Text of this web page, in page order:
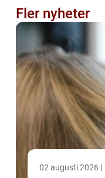
Fler nyheter
02 augusti 2026